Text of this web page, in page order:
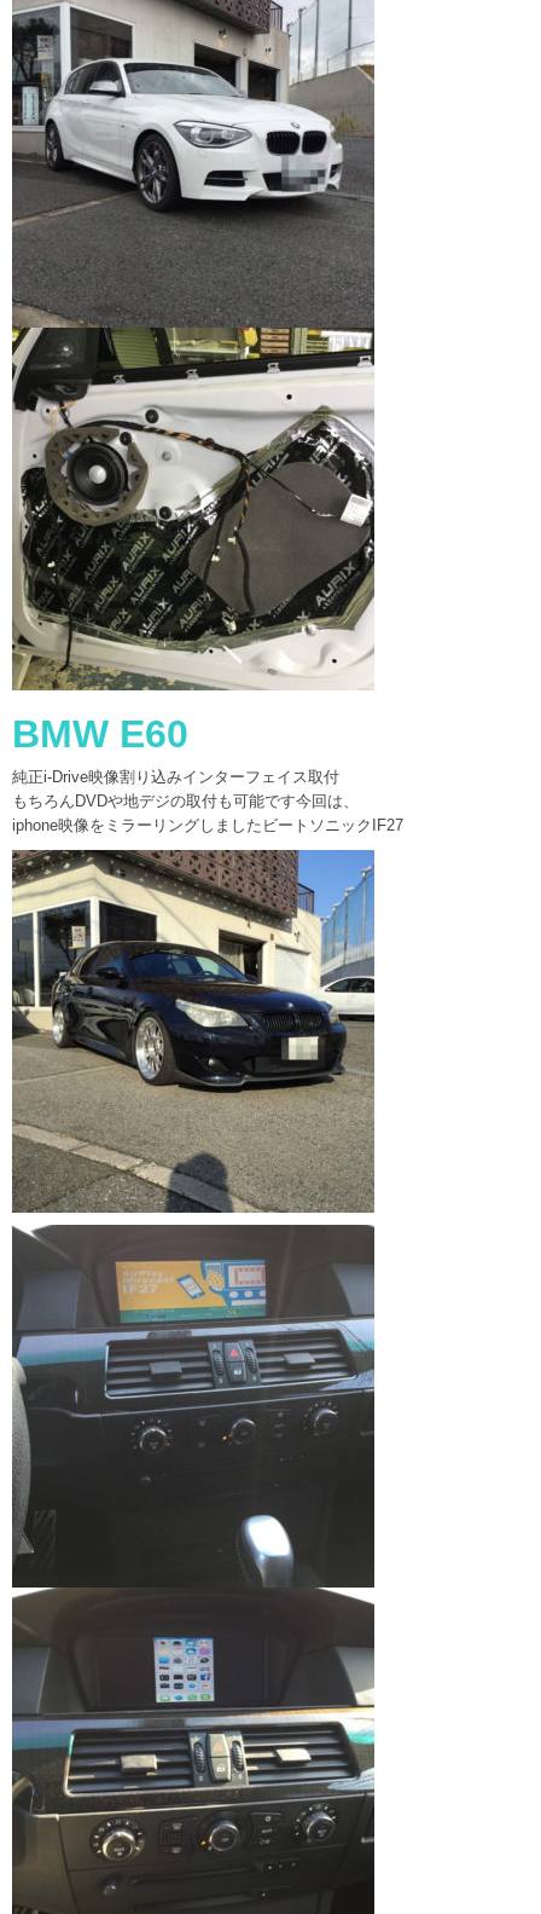
BMW E60
純正i-Drive映像割り込みインターフェイス取付
もちろんDVDや地デジの取付も可能です今回は、
iphone映像をミラーリングしましたビートソニックIF27